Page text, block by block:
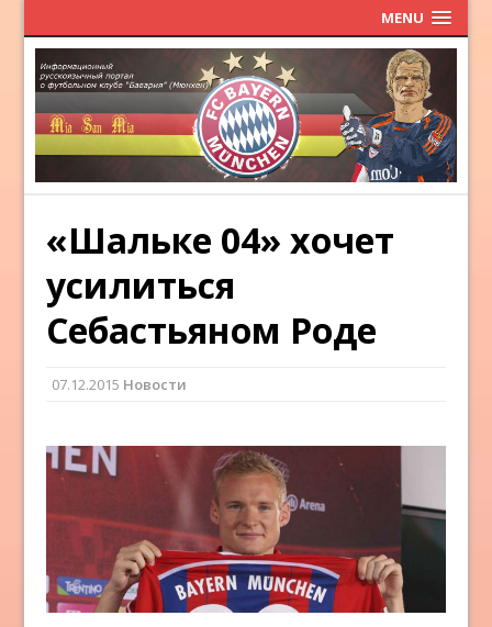
MENU
«Шальке 04» хочет
усилиться
Себастьяном Роде
07.12.2015 Новости